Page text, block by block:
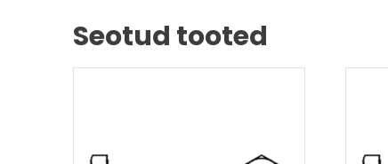
Seotud tooted